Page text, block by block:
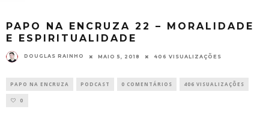
PAPO NA ENCRUZA 22 – MORALIDADE
E ESPIRITUALIDADE
DOUGLAS RAINHO MAIO 5, 2018 406 VISUALIZAÇÕES
PAPO NA ENCRUZA PODCAST 0 COMENTÁRIOS 406 VISUALIZAÇÕES
0